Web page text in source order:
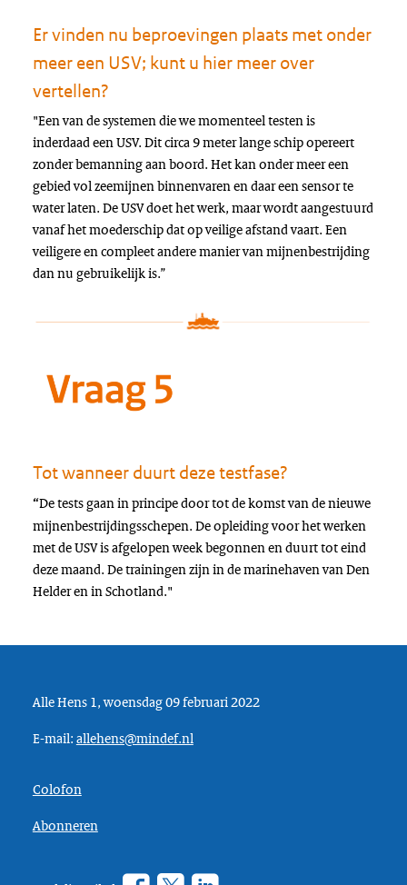
Er vinden nu beproevingen plaats met onder
meer een USV; kunt u hier meer over
vertellen?
"Een van de systemen die we momenteel testen is
inderdaad een USV. Dit circa 9 meter lange schip opereert
zonder bemanning aan boord. Het kan onder meer een
gebied vol zeemijnen binnenvaren en daar een sensor te
water laten. De USV doet het werk, maar wordt aangestuurd
vanaf het moederschip dat op veilige afstand vaart. Een
veiligere en compleet andere manier van mijnenbestrijding
dan nu gebruikelijk is.”
Tot wanneer duurt deze testfase?
“De tests gaan in principe door tot de komst van de nieuwe
mijnenbestrijdingsschepen. De opleiding voor het werken
met de USV is afgelopen week begonnen en duurt tot eind
deze maand. De trainingen zijn in de marinehaven van Den
Helder en in Schotland."
Alle Hens 1, woensdag 09 februari 2022
E-mail: allehens@mindef.nl
Colofon
Abonneren
Facebook
Twitter???